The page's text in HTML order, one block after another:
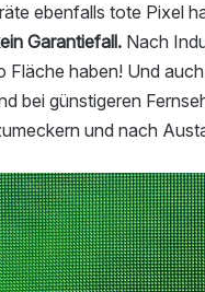
ebenfalls tote Pixel
Garantiefall. Nach
Fläche haben! Und
bei günstigeren
und nach